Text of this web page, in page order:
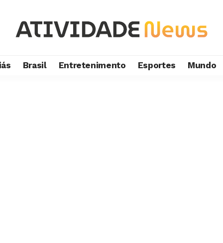
Brasil Entretenimento Esportes Mundo